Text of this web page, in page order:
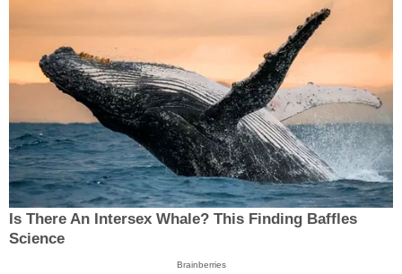
Is There An Intersex Whale? This Finding Baffles
Science
Brainberries